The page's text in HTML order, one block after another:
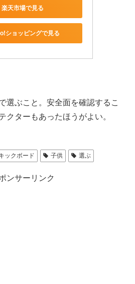
楽天市場で見る
ショッピングで見る
選ぶこと。安全面を確認するこ
クターもあったほうがよい。
ックボード 子供 選ぶ
ンサーリンク